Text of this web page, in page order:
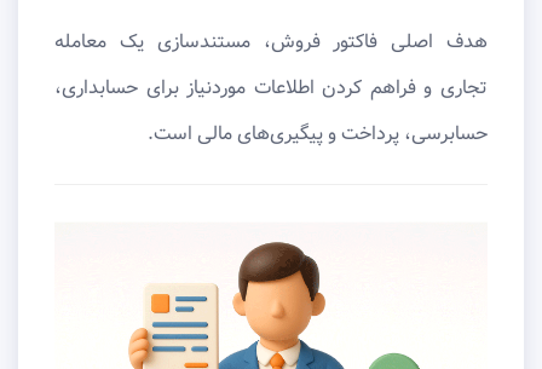
هدف اصلی فاکتور فروش، مستندسازی یک معامله
تجاری و فراهم کردن اطلاعات موردنیاز برای حسابداری،
حسابرسی، پرداخت و پیگیری‌های مالی است.